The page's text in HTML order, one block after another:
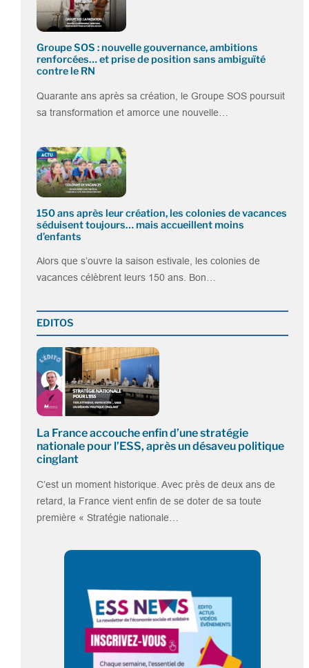
Groupe SOS : nouvelle gouvernance, ambitions
renforcées… et prise de position sans ambiguïté
contre le RN
Quarante ans après sa création, le Groupe SOS poursuit
sa transformation et amorce une nouvelle…
150 ans après leur création, les colonies de vacances
séduisent toujours… mais accueillent moins
d’enfants
Alors que s’ouvre la saison estivale, les colonies de
vacances célèbrent leurs 150 ans. Bon…
EDITOS
La France accouche enfin d’une stratégie
nationale pour l’ESS, après un désaveu politique
cinglant
C’est un moment historique. Avec près de deux ans de
retard, la France vient enfin de se doter de sa toute
première « Stratégie nationale…